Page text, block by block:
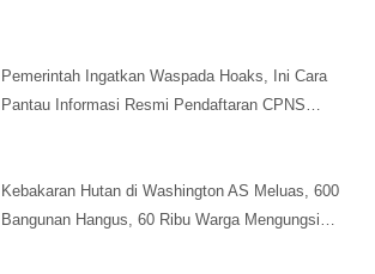
Pemerintah Ingatkan Waspada Hoaks, Ini Cara
Pantau Informasi Resmi Pendaftaran CPNS…
Kebakaran Hutan di Washington AS Meluas, 600
Bangunan Hangus, 60 Ribu Warga Mengungsi…